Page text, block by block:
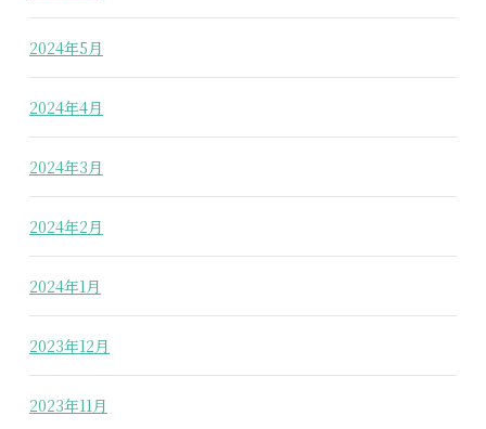
2024年5月
2024年4月
2024年3月
2024年2月
2024年1月
2023年12月
2023年11月